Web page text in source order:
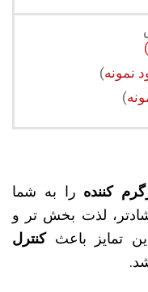
نمونه)
)
کننده را به شما
لذت بخش تر و
تمایز باعثکنترل